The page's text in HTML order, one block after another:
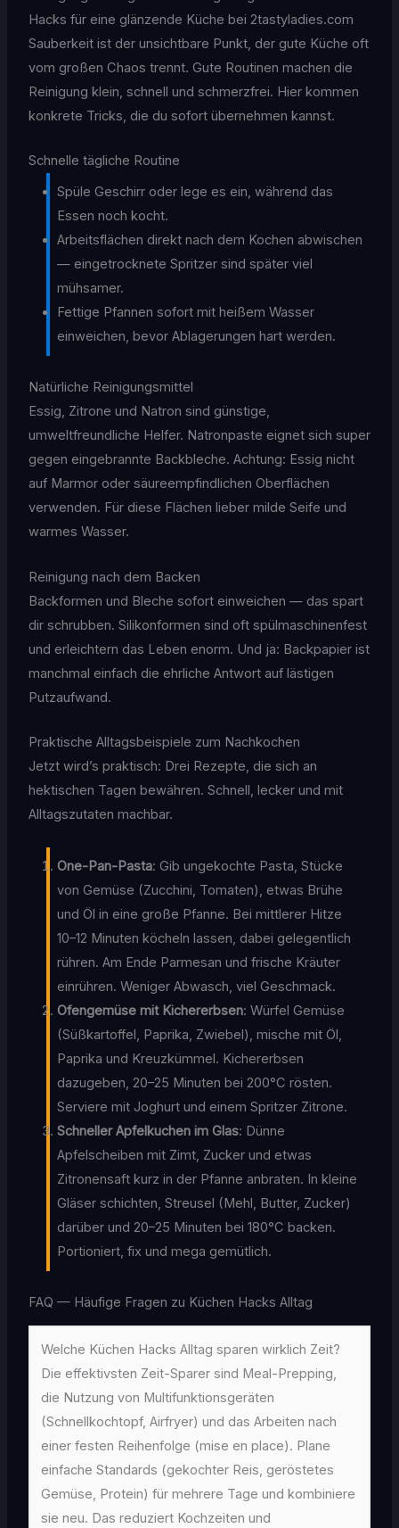
Hacks für eine glänzende Küche bei 2tastyladies.com
Sauberkeit ist der unsichtbare Punkt, der gute Küche oft
vom großen Chaos trennt. Gute Routinen machen die
Reinigung klein, schnell und schmerzfrei. Hier kommen
konkrete Tricks, die du sofort übernehmen kannst.
Schnelle tägliche Routine
Spüle Geschirr oder lege es ein, während das
Essen noch kocht.
Arbeitsflächen direkt nach dem Kochen abwischen
— eingetrocknete Spritzer sind später viel
mühsamer.
Fettige Pfannen sofort mit heißem Wasser
einweichen, bevor Ablagerungen hart werden.
Natürliche Reinigungsmittel
Essig, Zitrone und Natron sind günstige,
umweltfreundliche Helfer. Natronpaste eignet sich super
gegen eingebrannte Backbleche. Achtung: Essig nicht
auf Marmor oder säureempfindlichen Oberflächen
verwenden. Für diese Flächen lieber milde Seife und
warmes Wasser.
Reinigung nach dem Backen
Backformen und Bleche sofort einweichen — das spart
dir schrubben. Silikonformen sind oft spülmaschinenfest
und erleichtern das Leben enorm. Und ja: Backpapier ist
manchmal einfach die ehrliche Antwort auf lästigen
Putzaufwand.
Praktische Alltagsbeispiele zum Nachkochen
Jetzt wird’s praktisch: Drei Rezepte, die sich an
hektischen Tagen bewähren. Schnell, lecker und mit
Alltagszutaten machbar.
One-Pan-Pasta: Gib ungekochte Pasta, Stücke
von Gemüse (Zucchini, Tomaten), etwas Brühe
und Öl in eine große Pfanne. Bei mittlerer Hitze
10–12 Minuten köcheln lassen, dabei gelegentlich
rühren. Am Ende Parmesan und frische Kräuter
einrühren. Weniger Abwasch, viel Geschmack.
Ofengemüse mit Kichererbsen: Würfel Gemüse
(Süßkartoffel, Paprika, Zwiebel), mische mit Öl,
Paprika und Kreuzkümmel. Kichererbsen
dazugeben, 20–25 Minuten bei 200°C rösten.
Serviere mit Joghurt und einem Spritzer Zitrone.
Schneller Apfelkuchen im Glas: Dünne
Apfelscheiben mit Zimt, Zucker und etwas
Zitronensaft kurz in der Pfanne anbraten. In kleine
Gläser schichten, Streusel (Mehl, Butter, Zucker)
darüber und 20–25 Minuten bei 180°C backen.
Portioniert, fix und mega gemütlich.
FAQ — Häufige Fragen zu Küchen Hacks Alltag
Welche Küchen Hacks Alltag sparen wirklich Zeit?
Die effektivsten Zeit-Sparer sind Meal-Prepping,
die Nutzung von Multifunktionsgeräten
(Schnellkochtopf, Airfryer) und das Arbeiten nach
einer festen Reihenfolge (mise en place). Plane
einfache Standards (gekochter Reis, geröstetes
Gemüse, Protein) für mehrere Tage und kombiniere
sie neu. Das reduziert Kochzeiten und